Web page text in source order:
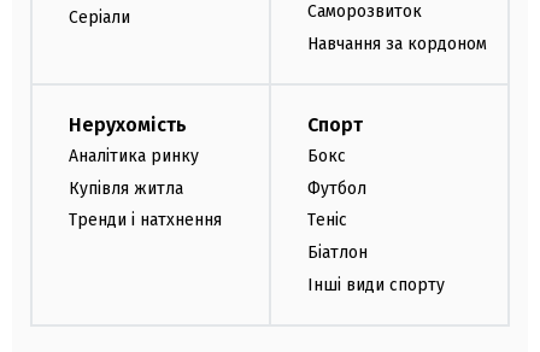
Серіали
Саморозвиток
Навчання за кордоном
Нерухомість
Аналітика ринку
Купівля житла
Тренди і натхнення
Спорт
Бокс
Футбол
Теніс
Біатлон
Інші види спорту